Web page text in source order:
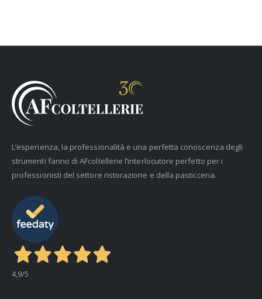
L’esperienza, la professionalità e una perfetta conoscenza degli
strumenti fanno di AFcoltellerie l’interlocutore perfetto per i
professionisti del settore ristorazione e della pasticceria.
4,9/5